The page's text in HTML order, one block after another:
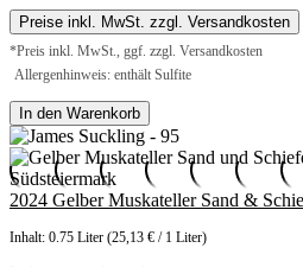
Preise inkl. MwSt. zzgl. Versandkosten
*Preis inkl. MwSt., ggf. zzgl. Versandkosten
Allergenhinweis: enthält Sulfite
In den Warenkorb
2024 Gelber Muskateller Sand &
Inhalt: 0.75 Liter (25,13 € / 1 Liter)